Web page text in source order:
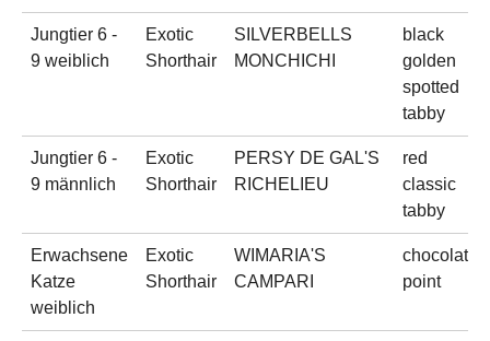
Jungtier 6 -
9 weiblich
Exotic
Shorthair
SILVERBELLS
MONCHICHI
black
golden
spotted
tabby
Jungtier 6 -
9 männlich
Exotic
Shorthair
PERSY DE GAL'S
RICHELIEU
red
classic
tabby
Erwachsene
Katze
weiblich
Exotic
Shorthair
WIMARIA'S
CAMPARI
chocolate
point